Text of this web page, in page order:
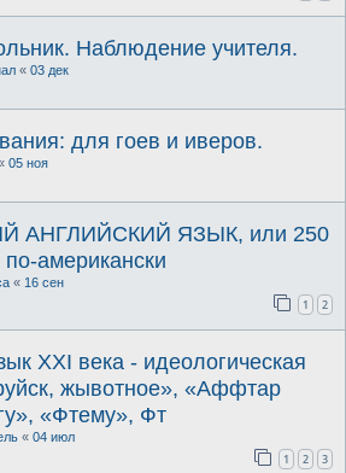
Наблюдение учителя.
« 03 дек
для гоев и иверов.
05 ноя
АНГЛИЙСКИЙ ЯЗЫК, или 250
американски
« 16 сен
1 2
XXI века - идеологическая
жывотное», «Аффтар
«Фтему», Фт
« 04 июл
1 2 3